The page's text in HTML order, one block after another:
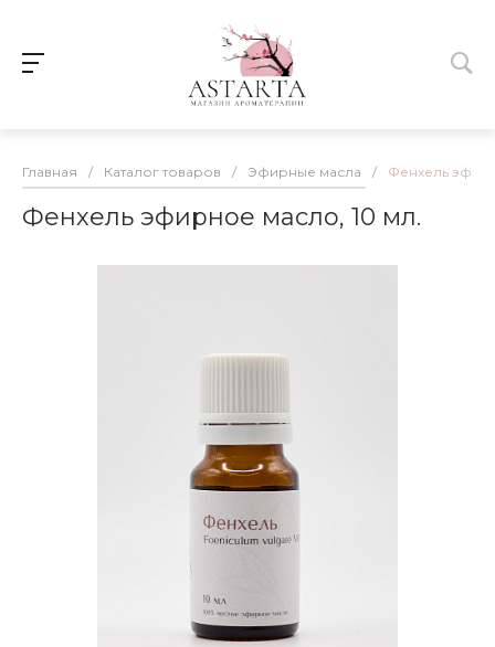
Главная / Каталог товаров / Эфирные масла / Фенхель
Фенхель эфирное масло, 10 мл.